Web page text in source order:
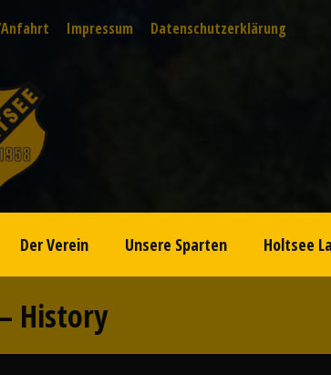
Impressum Datenschutzerklärung
Der Verein Unsere Sparten Holtsee
History